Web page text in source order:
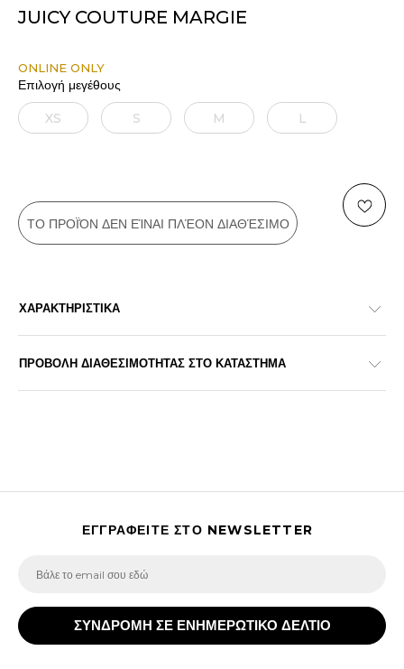
JUICY COUTURE MARGIE
ONLINE ONLY
Επιλογή μεγέθους
XS S M L
ΤΟ ΠΡΟΪΌΝ ΔΕΝ ΕΊΝΑΙ ΠΛΈΟΝ ΔΙΑΘΈΣΙΜΟ
ΧΑΡΑΚΤΗΡΙΣΤΙΚΑ
ΠΡΟΒΟΛΗ ΔΙΑΘΕΣΙΜΟΤΗΤΑΣ ΣΤΟ ΚΑΤΑΣΤΗΜΑ
ΕΓΓΡΑΦΕΙΤΕ ΣΤΟ NEWSLETTER
ΣΥΝΔΡΟΜΗ ΣΕ ΕΝΗΜΕΡΩΤΙΚΟ ΔΕΛΤΙΟ